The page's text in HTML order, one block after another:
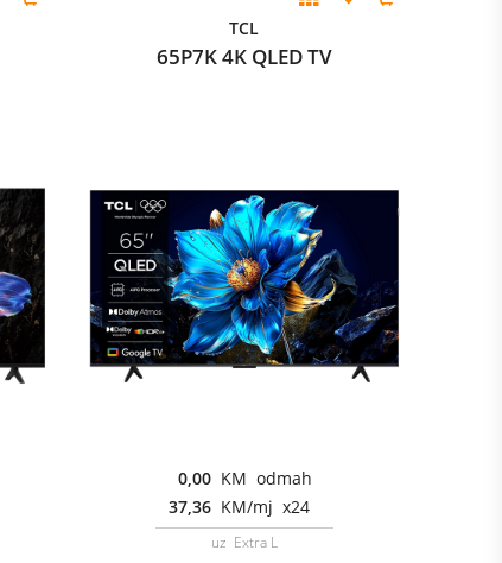
TCL
65P7K 4K QLED TV
0,00 KM odmah
37,36 KM/mj x24
uz Extra L